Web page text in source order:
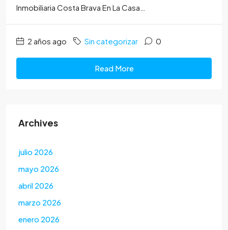
Inmobiliaria Costa Brava En La Casa…
2 años ago Sin categorizar 0
Read More
Archives
julio 2026
mayo 2026
abril 2026
marzo 2026
enero 2026